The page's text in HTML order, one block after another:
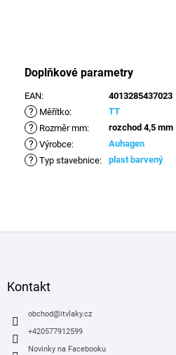
Doplňkové parametry
EAN: 4013285437023
? Měřítko: TT
? Rozměr mm: rozchod 4,5 mm
? Výrobce: Auhagen
? Typ stavebnice: plast barvený
Kontakt
obchod@itvlaky.cz
+420577912599
Novinky na Facebooku